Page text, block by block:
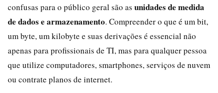
confusas para o público geral são as unidades de medida
de dados e armazenamento. Compreender o que é um bit,
um byte, um kilobyte e suas derivações é essencial não
apenas para profissionais de TI, mas para qualquer pessoa
que utilize computadores, smartphones, serviços de nuvem
ou contrate planos de internet.